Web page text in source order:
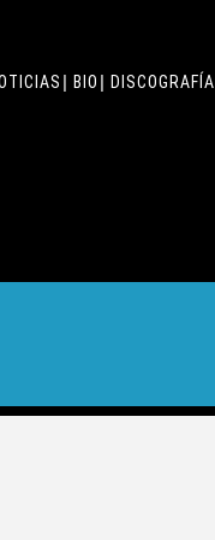
BIO DISCOGRAFÍA